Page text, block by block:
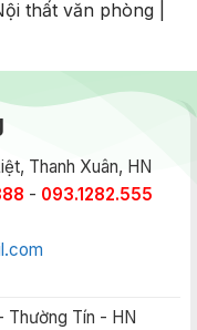
thất văn phòng
Thanh Xuân, HN
- 093.1282.555
Thường Tín - HN